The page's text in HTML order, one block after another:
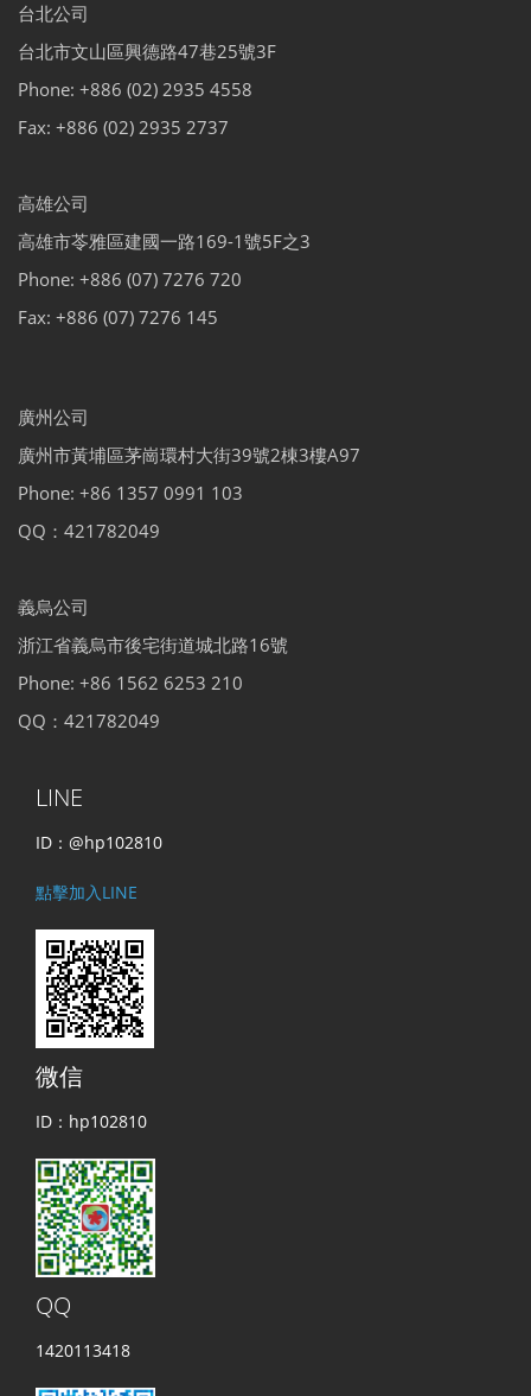
台北公司
台北市文山區興德路47巷25號3F
Phone: +886 (02) 2935 4558
Fax: +886 (02) 2935 2737
高雄公司
高雄市苓雅區建國一路169-1號5F之3
Phone: +886 (07) 7276 720
Fax: +886 (07) 7276 145
廣州公司
廣州市黃埔區茅崗環村大街39號2棟3樓A97
Phone: +86 1357 0991 103
QQ：421782049
義烏公司
浙江省義烏市後宅街道城北路16號
Phone: +86 1562 6253 210
QQ：421782049
LINE
ID：@hp102810
點擊加入LINE
微信
ID：hp102810
QQ
1420113418